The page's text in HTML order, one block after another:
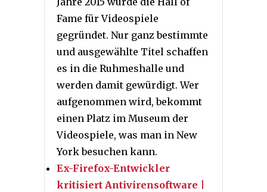
Fame für Videospiele
gegründet. Nur ganz bestimmte
und ausgewählte Titel schaffen
es in die Ruhmeshalle und
werden damit gewürdigt. Wer
aufgenommen wird, bekommt
einen Platz im Museum der
Videospiele, was man in New
York besuchen kann.
Ex-Firefox-Entwickler
kritisiert Antivirensoftware